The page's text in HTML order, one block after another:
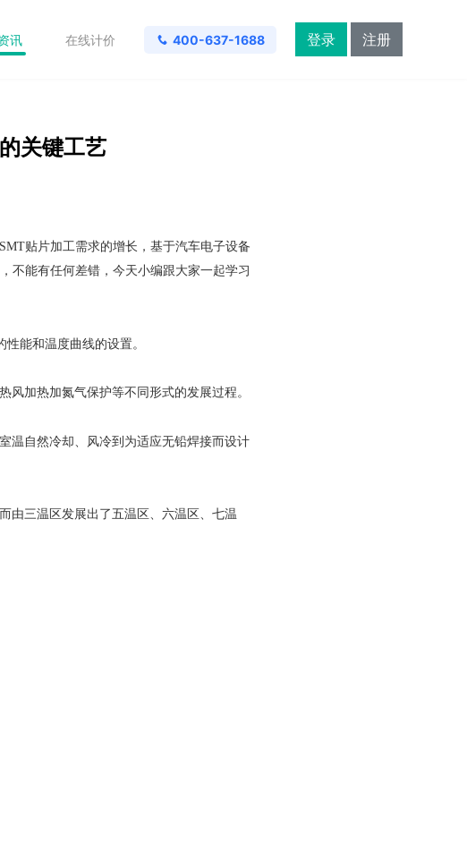
讯 在线计价 400-637-1688 登录 注册
关键工艺
贴片加工需求的增长，基于汽车电子设备
不能有任何差错，今天小编跟大家一起学习
能和温度曲线的设置。
风加热加氮气保护等不同形式的发展过程。
温自然冷却、风冷到为适应无铅焊接而设计
由三温区发展出了五温区、六温区、七温